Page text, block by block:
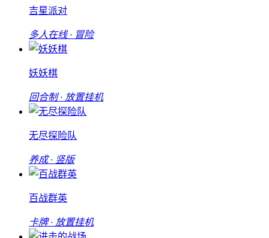
吉星派对
多人在线 · 冒险
妖妖棋
回合制 · 放置挂机
无尽探险队
养成 · 竖版
百战群英
卡牌 · 放置挂机